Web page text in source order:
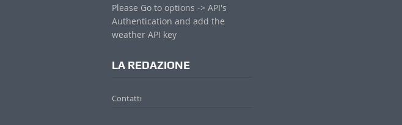
Please Go to options -> API's
Authentication and add the
weather API key
LA REDAZIONE
Contatti